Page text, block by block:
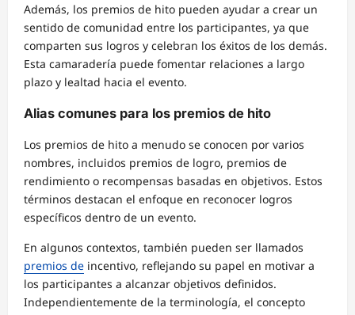
Además, los premios de hito pueden ayudar a crear un
sentido de comunidad entre los participantes, ya que
comparten sus logros y celebran los éxitos de los demás.
Esta camaradería puede fomentar relaciones a largo
plazo y lealtad hacia el evento.
Alias comunes para los premios de hito
Los premios de hito a menudo se conocen por varios
nombres, incluidos premios de logro, premios de
rendimiento o recompensas basadas en objetivos. Estos
términos destacan el enfoque en reconocer logros
específicos dentro de un evento.
En algunos contextos, también pueden ser llamados
premios de incentivo, reflejando su papel en motivar a
los participantes a alcanzar objetivos definidos.
Independientemente de la terminología, el concepto